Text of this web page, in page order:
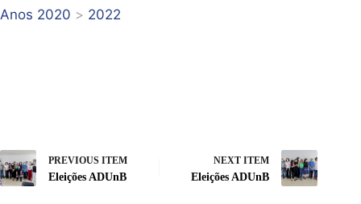
Anos 2020 > 2022
PREVIOUS ITEM
Eleições ADUnB
NEXT ITEM
Eleições ADUnB